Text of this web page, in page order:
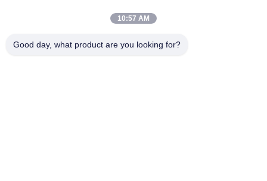
10:57 AM
Good day, what product are you looking for?